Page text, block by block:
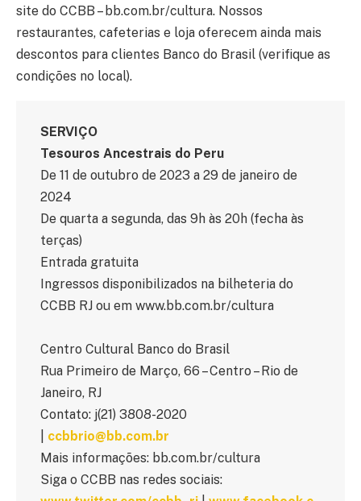
site do CCBB – bb.com.br/cultura. Nossos
restaurantes, cafeterias e loja oferecem ainda mais
descontos para clientes Banco do Brasil (verifique as
condições no local).
SERVIÇO
Tesouros Ancestrais do Peru
De 11 de outubro de 2023 a 29 de janeiro de
2024
De quarta a segunda, das 9h às 20h (fecha às
terças)
Entrada gratuita
Ingressos disponibilizados na bilheteria do
CCBB RJ ou em www.bb.com.br/cultura
Centro Cultural Banco do Brasil
Rua Primeiro de Março, 66 – Centro – Rio de
Janeiro, RJ
Contato: j(21) 3808-2020
ccbbrio@bb.com.br
Mais informações: bb.com.br/cultura
Siga o CCBB nas redes sociais: